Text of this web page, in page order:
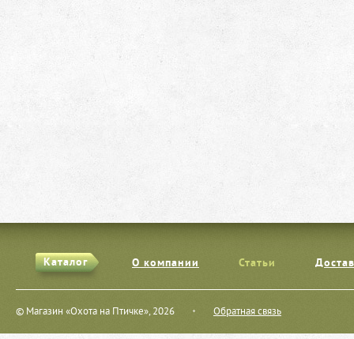
Каталог О компании Статьи
© Магазин «Охота на Птичке», 2026 Обратная связь